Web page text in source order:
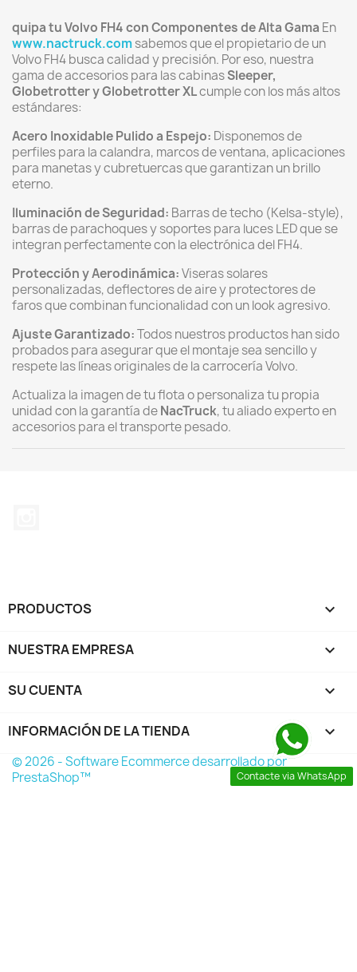
quipa tu Volvo FH4 con Componentes de Alta Gama En
www.nactruck.comsabemos que el propietario de un
Volvo FH4 busca calidad y precisión. Por eso, nuestra
gama de accesorios para las cabinasSleeper,
Globetrotter y Globetrotter XLcumple con los más altos
estándares:
Acero Inoxidable Pulido a Espejo: Disponemos de
perfiles para la calandra, marcos de ventana, aplicaciones
para manetas y cubretuercas que garantizan un brillo
eterno.
Iluminación de Seguridad: Barras de techo (Kelsa-style),
barras de parachoques y soportes para luces LED que se
integran perfectamente con la electrónica del FH4.
Protección y Aerodinámica:Viseras solares
personalizadas, deflectores de aire y protectores de
faros que combinan funcionalidad con un look agresivo.
Ajuste Garantizado:Todos nuestros productos han sido
probados para asegurar que el montaje sea sencillo y
respete las líneas originales de la carrocería Volvo.
Actualiza la imagen de tu flota o personaliza tu propia
unidad con la garantía deNacTruck, tu aliado experto en
accesorios para el transporte pesado.
PRODUCTOS 
NUESTRA EMPRESA 
SU CUENTA 
INFORMACIÓN DE LA TIENDA keyboard_arrow_down
Contacte via WhatsApp
© 2026 - Software Ecommerce desarrollado por
PrestaShop™